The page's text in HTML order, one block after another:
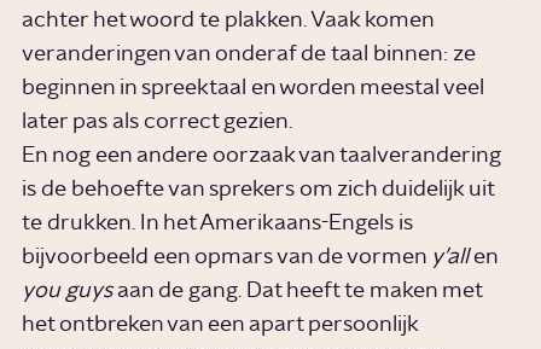
achter het woord te plakken. Vaak komen
veranderingen van onderaf de taal binnen: ze
beginnen in spreektaal en worden meestal veel
later pas als correct gezien.
En nog een andere oorzaak van taalverandering
is de behoefte van sprekers om zich duidelijk uit
te drukken. In het Amerikaans-Engels is
bijvoorbeeld een opmars van de vormen y’allen
you guysaan de gang. Dat heeft te maken met
het ontbreken van een apart persoonlijk